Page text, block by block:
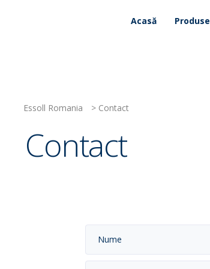
Acasă Produse
Essoll Romania > Contact
Contact